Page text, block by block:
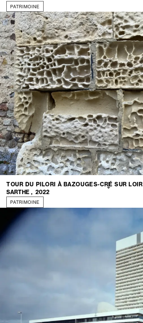
PATRIMOINE
TOUR DU PILORI À BAZOUGES-CRÉ SUR LOIR
SARTHE , 2022
PATRIMOINE